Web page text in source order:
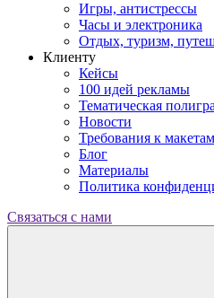
Игры, антистрессы
Часы и электроника
Отдых, туризм,
Клиенту
Кейсы
100 идей рекламы
Тематическая
Новости
Требования к макетам
Блог
Материалы
Политика
Связаться с нами